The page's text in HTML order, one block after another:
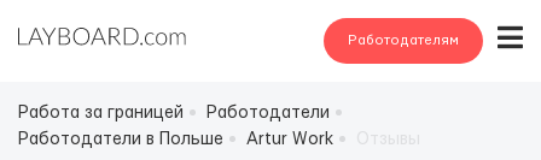
Работодателям
Работа за границей
Работодатели
Работодатели в Польше
Artur Work